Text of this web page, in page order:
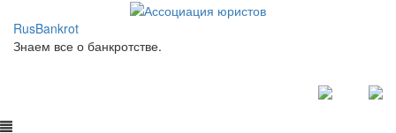
RusBankrot
Знаем все о банкротстве.